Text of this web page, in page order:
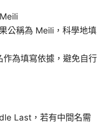
公稱為 Meili，科學地填
為填寫依據，避免自行
Last，若有中間名需